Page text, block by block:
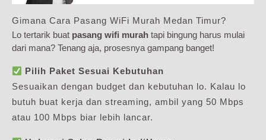
Gimana Cara Pasang WiFi Murah Medan Timur?
Lo tertarik buat pasang wifi murah tapi bingung harus mulai
dari mana? Tenang aja, prosesnya gampang banget!
Pilih Paket Sesuai Kebutuhan
Sesuaikan dengan budget dan kebutuhan lo. Kalau lo
butuh buat kerja dan streaming, ambil yang 50 Mbps
atau 100 Mbps biar lebih lancar.